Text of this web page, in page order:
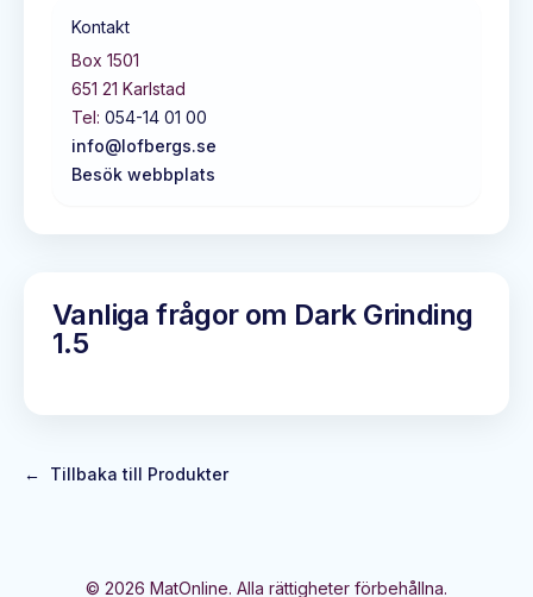
Kontakt
Box 1501
651 21 Karlstad
Tel: 054-14 01 00
info@lofbergs.se
Besök webbplats
Vanliga frågor om Dark Grinding
1.5
← Tillbaka till Produkter
© 2026 MatOnline. Alla rättigheter förbehållna.